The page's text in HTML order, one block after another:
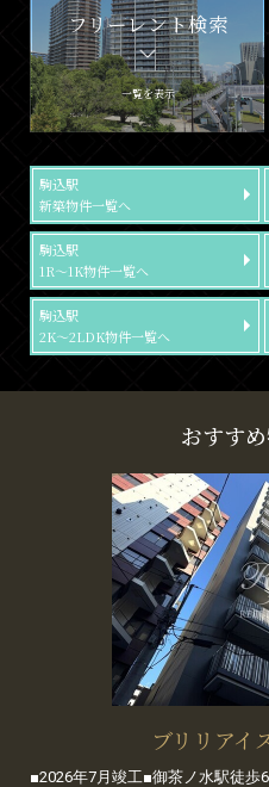
フリーレント検索
一覧を表示
駒込駅
新築物件一覧へ
駒込駅
1R～1K物件一覧へ
駒込駅
2K～2LDK物件一覧へ
おすす
ブリリアイ
■2026年7月竣工■御茶ノ水駅徒